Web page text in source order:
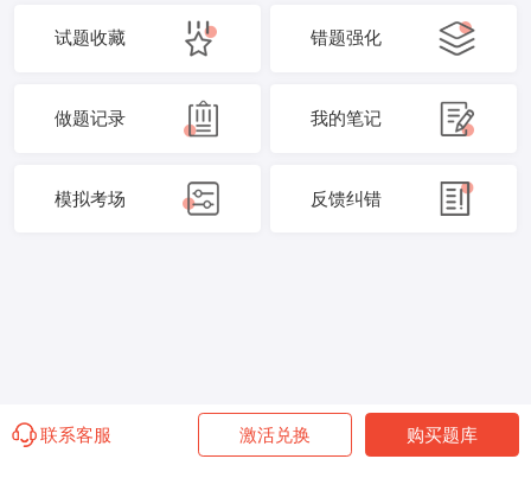
试题收藏 错题强化
做题记录 我的笔记
模拟考场 反馈纠错
联系客服 激活兑换 购买题库